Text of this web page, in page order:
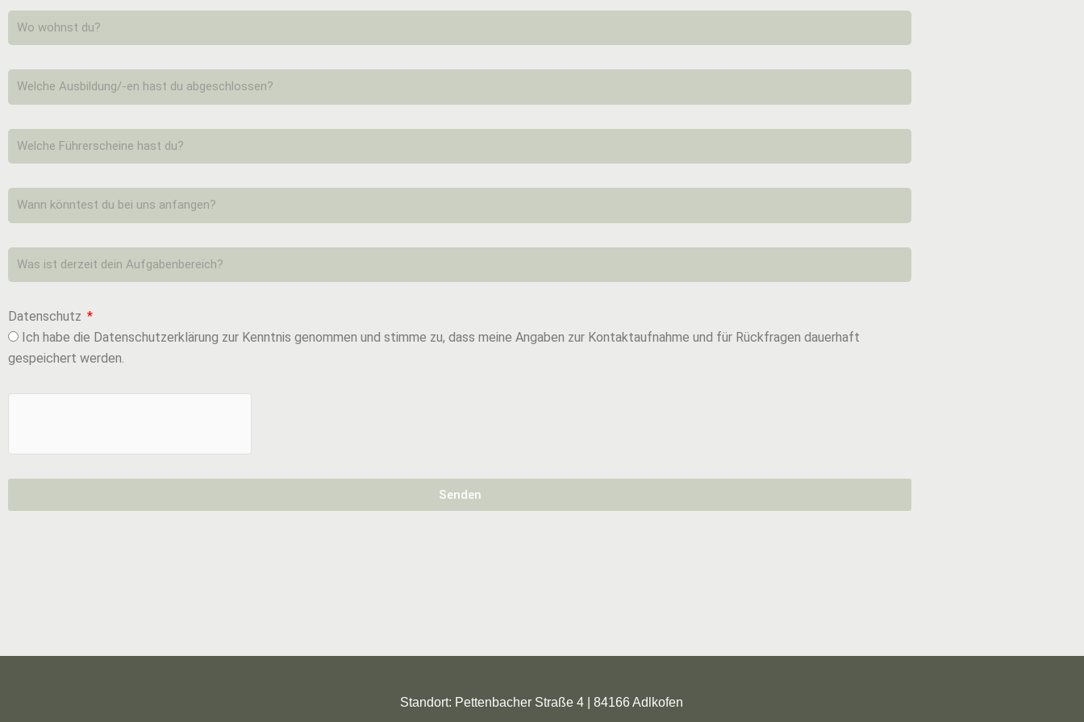
Datenschutz
Ich habe die Datenschutzerklärung zur Kenntnis genommen und stimme zu, dass meine Angaben zur Kontaktaufnahme und für Rückfragen dauerhaft
gespeichert werden.
Senden
Standort: Pettenbacher Straße 4 | 84166 Adlkofen